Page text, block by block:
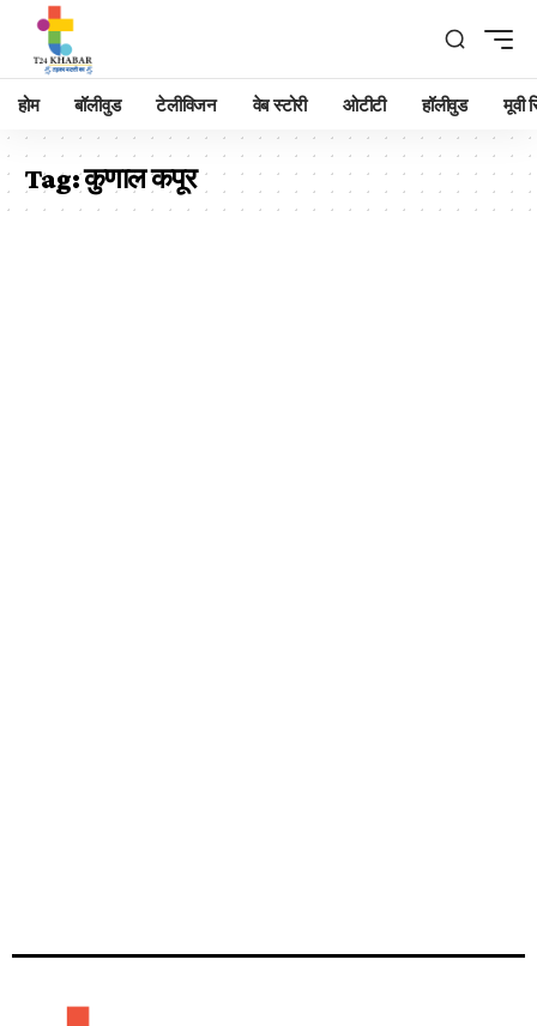
होम बॉलीवुड टेलीविजन वेब स्टोरी ओटीटी हॉलीवुड मूवी
Tag:कुणाल कपूर